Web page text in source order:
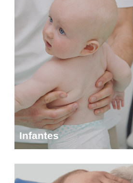
Infantes